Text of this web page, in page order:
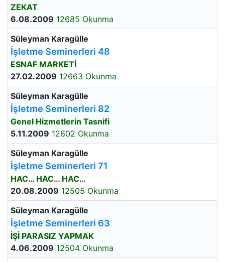
ZEKAT
6.08.2009 12685 Okunma
Süleyman Karagülle
İşletme Seminerleri 48
ESNAF MARKETİ
27.02.2009 12663 Okunma
Süleyman Karagülle
İşletme Seminerleri 82
Genel Hizmetlerin Tasnifi
5.11.2009 12602 Okunma
Süleyman Karagülle
İşletme Seminerleri 71
HAC… HAC… HAC…
20.08.2009 12505 Okunma
Süleyman Karagülle
İşletme Seminerleri 63
İŞİ PARASIZ YAPMAK
4.06.2009 12504 Okunma